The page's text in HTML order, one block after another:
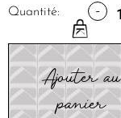
Quantité: -
Ajouter au
panier